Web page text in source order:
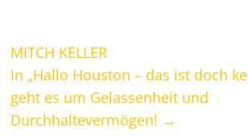
MITCH KELLER
In „Hallo Houston – das ist doch
geht es um Gelassenheit und
Durchhaltevermögen! →